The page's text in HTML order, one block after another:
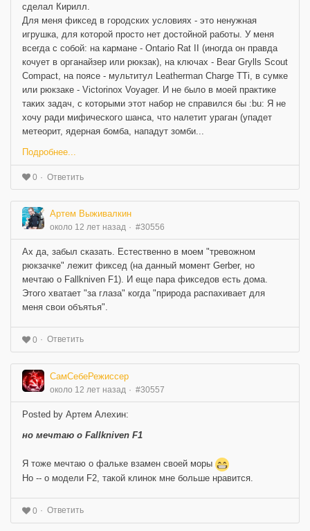
сделал Кирилл.
Для меня фиксед в городских условиях - это ненужная
игрушка, для которой просто нет достойной работы. У меня
всегда с собой: на кармане - Ontario Rat II (иногда он правда
кочует в органайзер или рюкзак), на ключах - Bear Grylls Scout
Compact, на поясе - мультитул Leatherman Charge TTi, в сумке
или рюкзаке - Victorinox Voyager. И не было в моей практике
таких задач, с которыми этот набор не справился бы :bu: Я не
хочу ради мифического шанса, что налетит ураган (упадет
метеорит, ядерная бомба, нападут зомби...
Подробнее...
0 Ответить
Артем Выживалкин
около 12 лет назад #30556
Ах да, забыл сказать. Естественно в моем "тревожном
рюкзачке" лежит фиксед (на данный момент Gerber, но
мечтаю о Fallkniven F1). И еще пара фикседов есть дома.
Этого хватает "за глаза" когда "природа распахивает для
меня свои объятья".
0 Ответить
СамСебеРежиссер
около 12 лет назад #30557
Posted by Артем Алехин:
но мечтаю о Fallkniven F1
Я тоже мечтаю о фальке взамен своей моры
Но -- о модели F2, такой клинок мне больше нравится.
0 Ответить